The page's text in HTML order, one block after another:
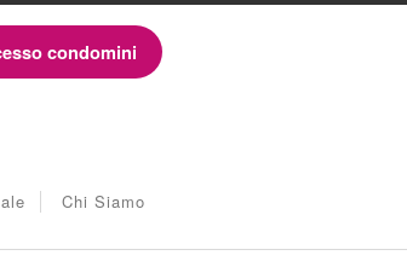
condomini
Chi Siamo